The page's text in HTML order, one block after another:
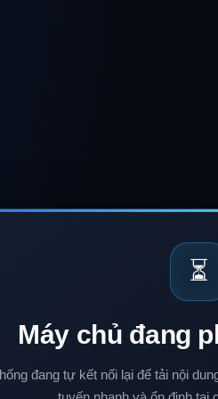
⏳
Máy chủ đang
đang tự kết nối lại để tải nội